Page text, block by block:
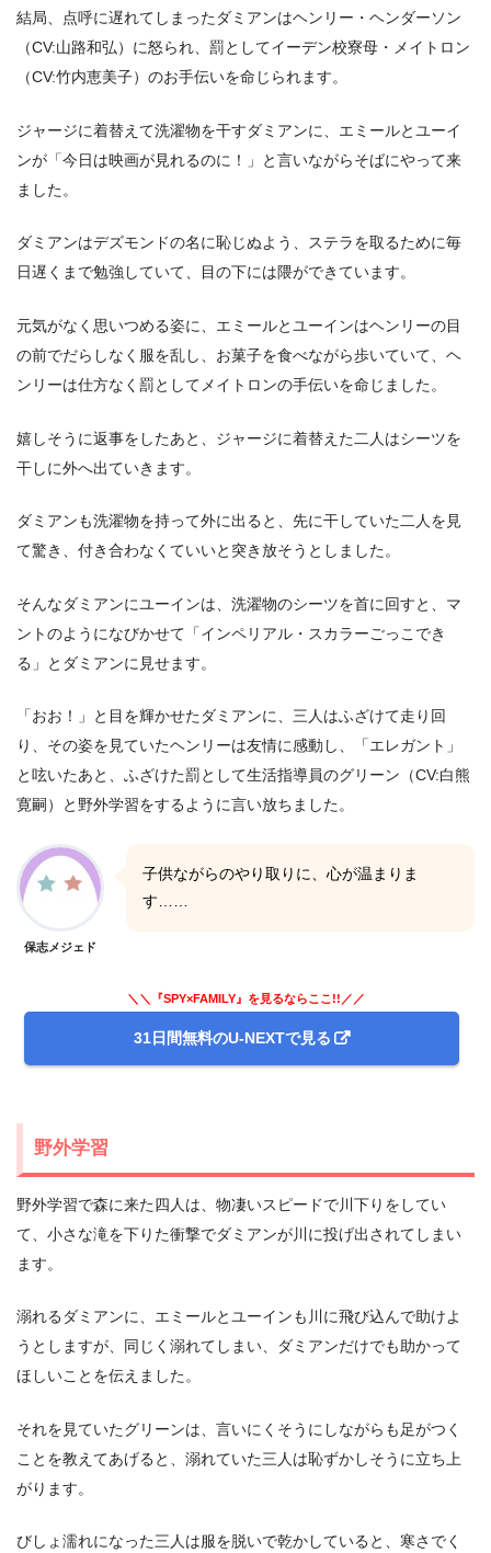
結局、点呼に遅れてしまったダミアンはヘンリー・ヘンダーソン
（CV:山路和弘）に怒られ、罰としてイーデン校寮母・メイトロン
（CV:竹内恵美子）のお手伝いを命じられます。
ジャージに着替えて洗濯物を干すダミアンに、エミールとユーイ
ンが「今日は映画が見れるのに！」と言いながらそばにやって来
ました。
ダミアンはデズモンドの名に恥じぬよう、ステラを取るために毎
日遅くまで勉強していて、目の下には隈ができています。
元気がなく思いつめる姿に、エミールとユーインはヘンリーの目
の前でだらしなく服を乱し、お菓子を食べながら歩いていて、ヘ
ンリーは仕方なく罰としてメイトロンの手伝いを命じました。
嬉しそうに返事をしたあと、ジャージに着替えた二人はシーツを
干しに外へ出ていきます。
ダミアンも洗濯物を持って外に出ると、先に干していた二人を見
て驚き、付き合わなくていいと突き放そうとしました。
そんなダミアンにユーインは、洗濯物のシーツを首に回すと、マ
ントのようになびかせて「インペリアル・スカラーごっこでき
る」とダミアンに見せます。
「おお！」と目を輝かせたダミアンに、三人はふざけて走り回
り、その姿を見ていたヘンリーは友情に感動し、「エレガント」
と呟いたあと、ふざけた罰として生活指導員のグリーン（CV:白熊
寛嗣）と野外学習をするように言い放ちました。
保志メジェド
子供ながらのやり取りに、心が温まりま
す……
＼＼『SPY×FAMILY』を見るならここ!!／／
31日間無料のU-NEXTで見る
野外学習
野外学習で森に来た四人は、物凄いスピードで川下りをしてい
て、小さな滝を下りた衝撃でダミアンが川に投げ出されてしまい
ます。
溺れるダミアンに、エミールとユーインも川に飛び込んで助けよ
うとしますが、同じく溺れてしまい、ダミアンだけでも助かって
ほしいことを伝えました。
それを見ていたグリーンは、言いにくそうにしながらも足がつく
ことを教えてあげると、溺れていた三人は恥ずかしそうに立ち上
がります。
びしょ濡れになった三人は服を脱いで乾かしていると、寒さでく